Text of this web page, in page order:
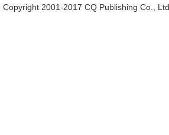
Copyright 2001-2017 CQ Publishing Co., Ltd.